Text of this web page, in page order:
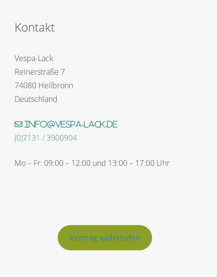
Kontakt
Vespa-Lack
Reinerstraße 7
74080 Heilbronn
Deutschland
info@vespa-lack.de
(0)7131 / 3900904
Mo – Fr: 09:00 – 12:00 und 13:00 – 17:00 Uhr
Vertrag widerrufen